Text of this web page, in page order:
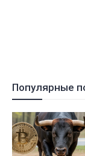
Популярные